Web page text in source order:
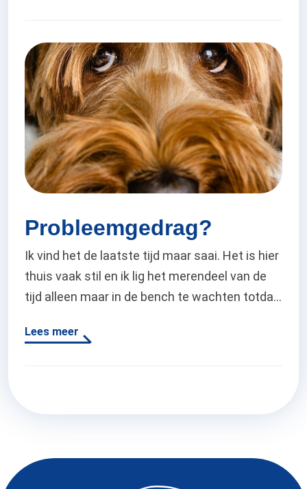
verwacht. Terwijl…
Probleemgedrag?
Ik vind het de laatste tijd maar saai. Het is hier
thuis vaak stil en ik lig het merendeel van de
tijd alleen maar in de bench te wachten totdat
hondenknuffeltje heb ik dichtbij me en dat vind
Lees meer